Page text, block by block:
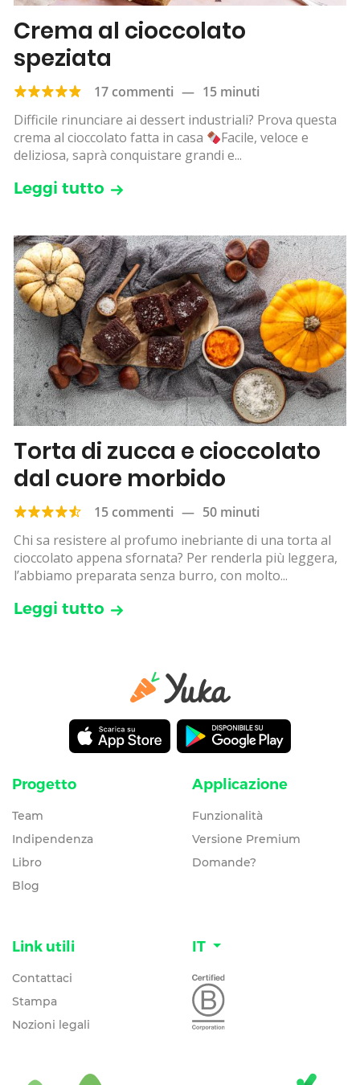
Crema al cioccolato
speziata
17 commenti — 15 minuti
Difficile rinunciare ai dessert industriali? Prova questa
crema al cioccolato fatta in casa
Facile, veloce e
deliziosa, saprà conquistare grandi e...
Leggi tutto
Torta di zucca e cioccolato
dal cuore morbido
15 commenti — 50 minuti
Chi sa resistere al profumo inebriante di una torta al
cioccolato appena sfornata? Per renderla più leggera,
l’abbiamo preparata senza burro, con molto...
Leggi tutto
Progetto
Team
Indipendenza
Libro
Blog
Applicazione
Funzionalità
Versione Premium
Domande?
Link utili
Contattaci
Stampa
Nozioni legali
IT